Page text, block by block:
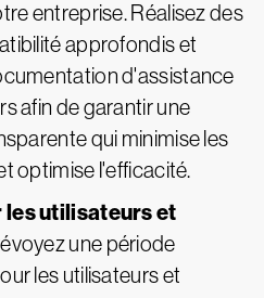
entreprise. Réalisez des
approfondis et
d'assistance
afin de garantir une
qui minimise les
optimise l'efficacité.
utilisateurs et
une période
les utilisateurs et